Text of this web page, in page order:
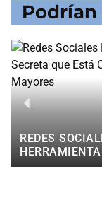
REDES
LA VIDA DE